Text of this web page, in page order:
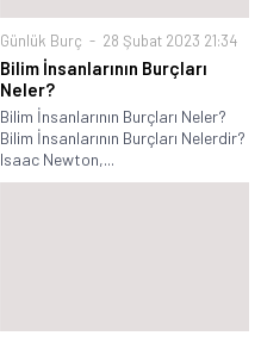
Günlük Burç 28 Şubat 2023 21:34
Bilim İnsanlarının Burçları
Neler?
Bilim İnsanlarının Burçları Neler?
Bilim İnsanlarının Burçları Nelerdir?
Isaac Newton,...